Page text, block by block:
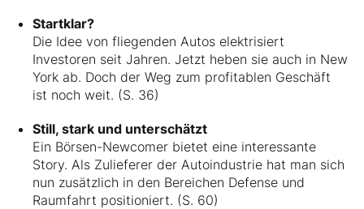
Startklar?
Die Idee von fliegenden Autos elektrisiert
Investoren seit Jahren. Jetzt heben sie auch in New
York ab. Doch der Weg zum profitablen Geschäft
ist noch weit. (S. 36)
Still, stark und unterschätzt
Ein Börsen-Newcomer bietet eine interessante
Story. Als Zulieferer der Autoindustrie hat man sich
nun zusätzlich in den Bereichen Defense und
Raumfahrt positioniert. (S. 60)